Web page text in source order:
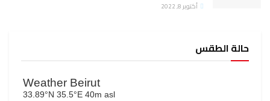
أكتوبر 8, 2022
حالة الطقس